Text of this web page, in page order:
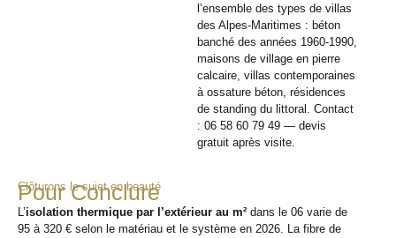
l’ensemble des types de villas
des Alpes-Maritimes : béton
banché des années 1960-1990,
maisons de village en pierre
calcaire, villas contemporaines
à ossature béton, résidences
de standing du littoral. Contact
: 06 58 60 79 49 — devis
gratuit après visite.
Clôturons le sujet en beauté
Pour Conclure
L’isolation thermique par l’extérieur au m² dans le 06 varie de
95 à 320 € selon le matériau et le système en 2026. La fibre de